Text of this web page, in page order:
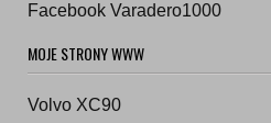
Facebook Varadero1000
MOJE STRONY WWW
Volvo XC90